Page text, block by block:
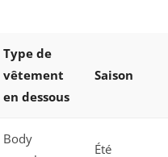
Type de
vêtement
en dessous
Saison
Body
Été